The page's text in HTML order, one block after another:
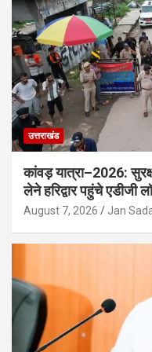
उत्तराखंड
कांवड़ यात्रा–2026:
लेने हरिद्वार पहुंचे एडीजी
August 7, 2026 Jan